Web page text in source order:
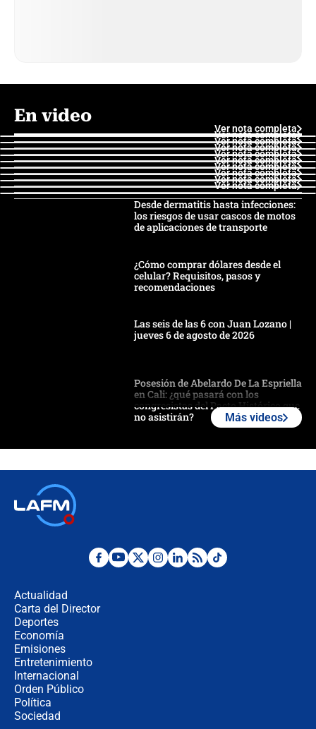
En video
Ver nota completa
Ver nota completa
Ver nota completa
Ver nota completa
Ver nota completa
Ver nota completa
Ver nota completa
Ver nota completa
Ver nota completa
Ver nota completa
Desde dermatitis hasta infecciones:
los riesgos de usar cascos de motos
de aplicaciones de transporte
¿Cómo comprar dólares desde el
celular? Requisitos, pasos y
recomendaciones
Las seis de las 6 con Juan Lozano |
jueves 6 de agosto de 2026
Posesión de Abelardo De La Espriella
en Cali: ¿qué pasará con los
congresistas del Pacto Histórico que
no asistirán?
¿Por qué De la Espriella gobernará
Más videos
Actualidad
Carta del Director
Deportes
Economía
Emisiones
Entretenimiento
Internacional
Orden Público
Política
Sociedad